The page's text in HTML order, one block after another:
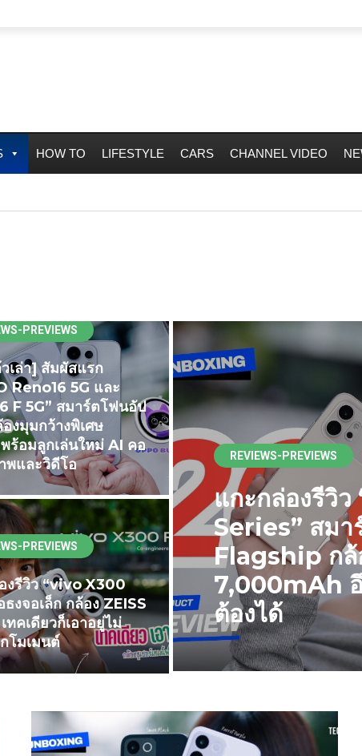
HOW TO LIFESTYLE CARS CHANNEL VIDEO
PREVIEWS
เล่า] สัมผัสแรก
Reno16 5G และ
F 5G” สมาร์ตโฟนอัป
งมุมกว้างพิเศษ
ร้อมลูกเล่นใหม่ AI คอ
พและวิดีโอ
PREVIEWS
งรีวิว “vivo X300
ธงจอเล็ก กล้อง ZEISS
ทคเดียวก็เอาอยู่ไม่
โมเมนต์
REVIEWS-PREVIEWS
แกะกล่องรีวิว
Series” สม
Flagship กล้
7,000mAh
ต้องได้